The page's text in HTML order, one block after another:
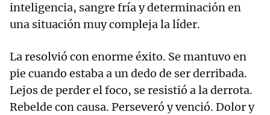
inteligencia, sangre fría y determinación en
una situación muy compleja la líder.
La resolvió con enorme éxito. Se mantuvo en
pie cuando estaba a un dedo de ser derribada.
Lejos de perder el foco, se resistió a la derrota.
Rebelde con causa. Perseveró y venció. Dolor y